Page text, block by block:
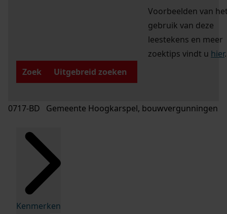
Voorbeelden van
gebruik van deze
leestekens en meer
zoektips vindt u hier.
Zoek
Uitgebreid zoeken
0717-BD Gemeente Hoogkarspel, bouwvergunningen
Kenmerken